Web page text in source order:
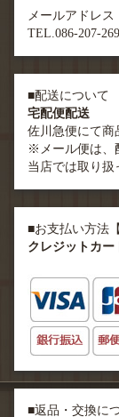
メールアドレス
TEL.086-207-
■配送について
宅配便配送
佐川急便にて商
※メール便は、
当店では取り扱
■お支払い方法
クレジットカ
■返品・交換に